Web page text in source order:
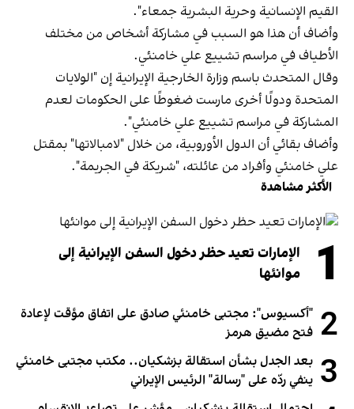
القيم الإنسانية وحرية البشرية جمعاء".
وأضاف أن هذا هو السبب في مشاركة أشخاص من مختلف
الأطياف في مراسم تشييع علي خامنئي.
وقال المتحدث باسم وزارة الخارجية الإيرانية إن "الولايات
المتحدة ودولًا أخرى مارست ضغوطًا على الحكومات لعدم
المشاركة في مراسم تشييع علي خامنئي".
وأضاف بقائي أن الدول الأوروبية، من خلال "لامبالاتها" بمقتل
علي خامنئي وأفراد من عائلته، "شريكة في الجريمة".
الأكثر مشاهدة
1
الإمارات تعيد حظر دخول السفن الإيرانية إلى
موانئها
2 "أكسيوس": مجتبى خامنئي صادق على اتفاق مؤقت لإعادة
فتح مضيق هرمز
3 بعد الجدل بشأن استقالة بزشكيان.. مكتب مجتبى خامنئي
ينفي ردّه على "رسالة" الرئيس الإيراني